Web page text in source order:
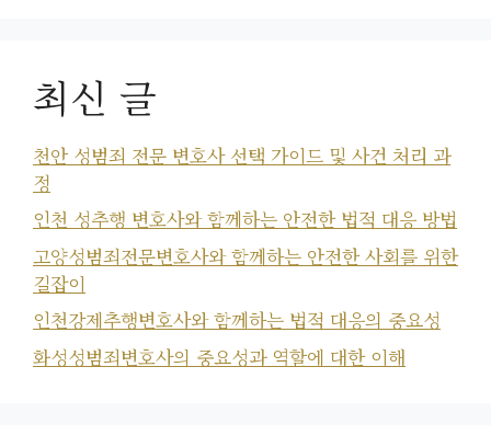
최신 글
천안 성범죄 전문 변호사 선택 가이드 및 사건 처리 과
정
인천 성추행 변호사와 함께하는 안전한 법적 대응 방법
고양성범죄전문변호사와 함께하는 안전한 사회를 위한
길잡이
인천강제추행변호사와 함께하는 법적 대응의 중요성
화성성범죄변호사의 중요성과 역할에 대한 이해